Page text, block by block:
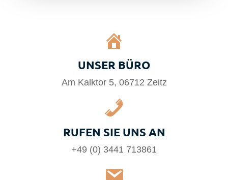
UNSER BÜRO
Am Kalktor 5, 06712 Zeitz
RUFEN SIE UNS AN
+49 (0) 3441 713861